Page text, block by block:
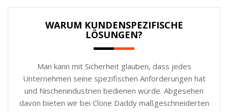
WARUM KUNDENSPEZIFISCHE
LÖSUNGEN?
Man kann mit Sicherheit glauben, dass jedes
Unternehmen seine spezifischen Anforderungen hat
und Nischenindustrien bedienen würde. Abgesehen
davon bieten wir bei Clone Daddy maßgeschneiderten